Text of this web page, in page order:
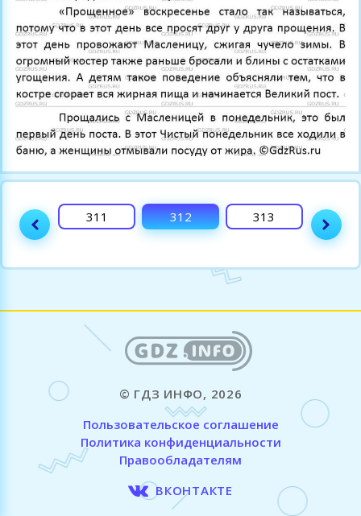
310 311 312 313 314
© ГДЗ ИНФО, 2026
Пользовательское соглашение
Политика конфиденциальности
Правообладателям
ВКОНТАКТЕ